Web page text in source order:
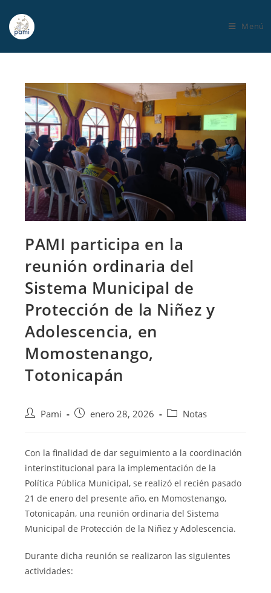
Menú
PAMI participa en la
reunión ordinaria del
Sistema Municipal de
Protección de la Niñez y
Adolescencia, en
Momostenango,
Totonicapán
Pami enero 28, 2026 Notas
Con la finalidad de dar seguimiento a la coordinación
interinstitucional para la implementación de la
Política Pública Municipal, se realizó el recién pasado
21 de enero del presente año, en Momostenango,
Totonicapán, una reunión ordinaria del Sistema
Municipal de Protección de la Niñez y Adolescencia.
Durante dicha reunión se realizaron las siguientes
actividades: